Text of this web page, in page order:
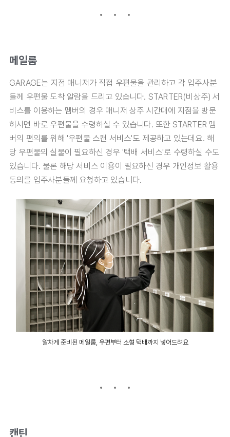
메일룸
GARAGE는 지점 매니저가 직접 우편물을 관리하고 각 입주사분
들께 우편물 도착 알람을 드리고 있습니다. STARTER(비상주) 서
비스를 이용하는 멤버의 경우 매니저 상주 시간대에 지점을 방문
하시면 바로 우편물을 수령하실 수 있습니다. 또한 STARTER 멤
버의 편의를 위해 '우편물 스캔 서비스'도 제공하고 있는데요. 해
당 우편물의 실물이 필요하신 경우 '택배 서비스'로 수령하실 수도
있습니다. 물론 해당 서비스 이용이 필요하신 경우 개인정보 활용
동의를 입주사분들께 요청하고 있습니다.
알차게 준비된 메일룸, 우편부터 소형 택배까지 넣어드려요
캔틴